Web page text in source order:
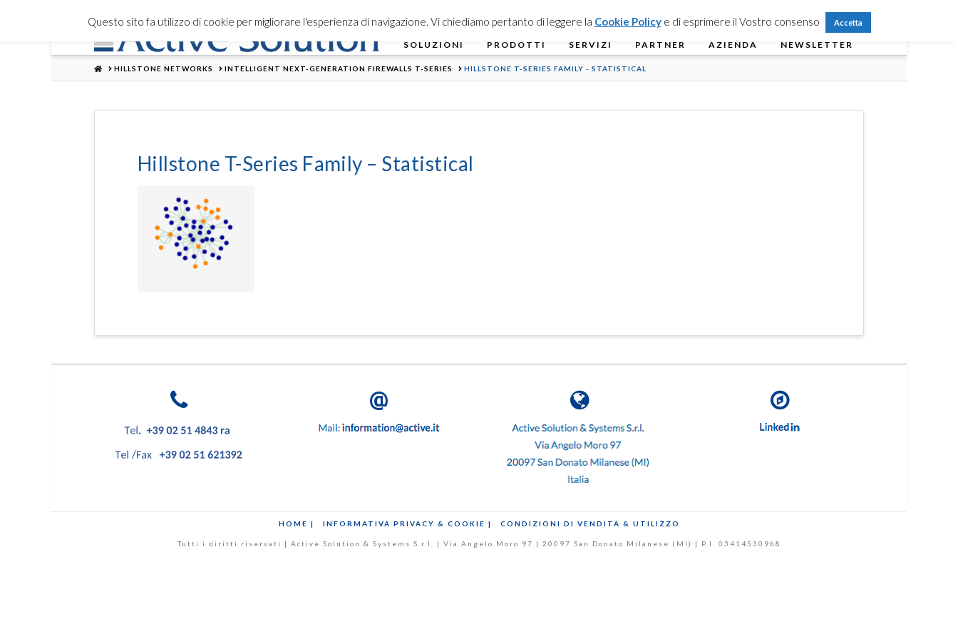
Contattaci
SOLUZIONI PRODOTTI SERVIZI PARTNER AZIENDA NEWSLETTER
HOMEHILLSTONE NETWORKS INTELLIGENT NEXT-GENERATION FIREWALLS T-SERIES HILLSTONE T-SERIES FAMILY - STATISTICAL
Hillstone T-Series Family – Statistical
HOME | INFORMATIVA PRIVACY & COOKIE | CONDIZIONI DI VENDITA & UTILIZZO
Tutti i diritti riservati | Active Solution & Systems S.r.l. | Via Angelo Moro 97 | 20097 San Donato Milanese (MI) | P.I. 03414530968
Questo sito fa utilizzo di cookie per migliorare l'esperienza di navigazione. Vi chiediamo pertanto di leggere la Cookie Policye di esprimere il Vostro consenso Accetta